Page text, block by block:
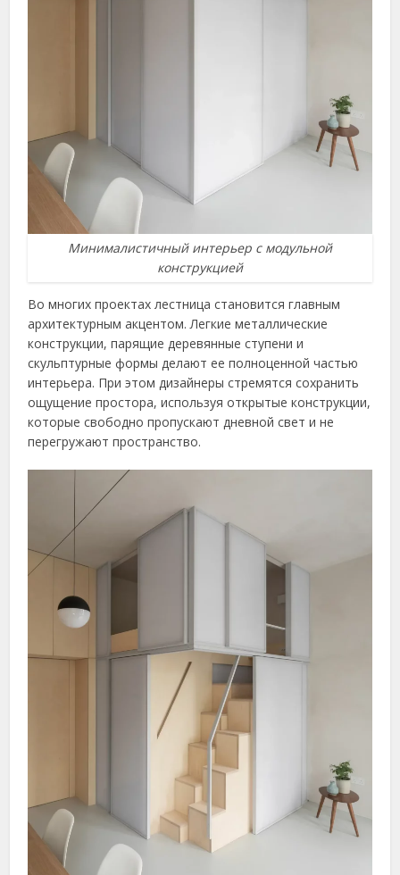
Минималистичный интерьер с модульной
конструкцией
Во многих проектах лестница становится главным
архитектурным акцентом. Легкие металлические
конструкции, парящие деревянные ступени и
скульптурные формы делают ее полноценной частью
интерьера. При этом дизайнеры стремятся сохранить
ощущение простора, используя открытые конструкции,
которые свободно пропускают дневной свет и не
перегружают пространство.